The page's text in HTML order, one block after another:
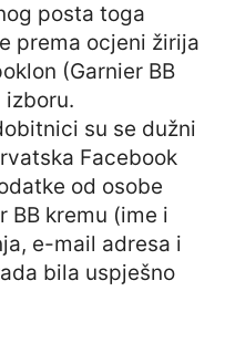
posta toga
prema ocjeni žirija
(Garnier BB
izboru.
su se dužni
Facebook
od osobe
BB kremu (ime i
e-mail adresa i
bila uspješno